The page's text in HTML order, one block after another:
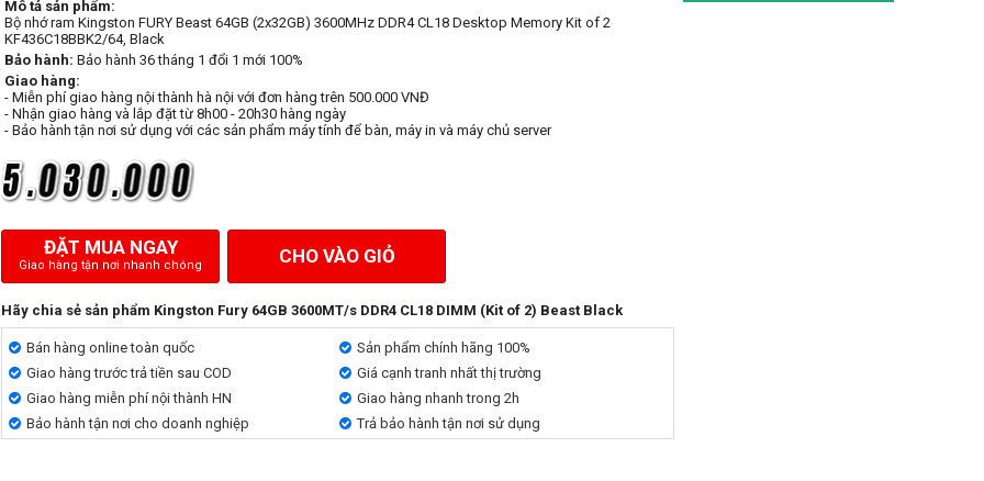
Mô tả sản phẩm:
Bộ nhớ ram Kingston FURY Beast 64GB (2x32GB) 3600MHz DDR4 CL18 Desktop Memory Kit of 2
KF436C18BBK2/64, Black
Bảo hành: Bảo hành 36 tháng 1 đổi 1 mới 100%
Giao hàng:
- Miễn phí giao hàng nội thành hà nội với đơn hàng trên 500.000 VNĐ
- Nhận giao hàng và lắp đặt từ 8h00 - 20h30 hàng ngày
- Bảo hành tận nơi sử dụng với các sản phẩm máy tính để bàn, máy in và máy chủ server
ĐẶT MUA NGAY
Giao hàng tận nơi nhanh chóng CHO VÀO GIỎ
Hãy chia sẻ sản phẩm Kingston Fury 64GB 3600MT/s DDR4 CL18 DIMM (Kit of 2) Beast Black
Bán hàng online toàn quốc
Sản phẩm chính hãng 100%
Giao hàng trước trả tiền sau COD
Giá cạnh tranh nhất thị trường
Giao hàng miễn phí nội thành HN
Giao hàng nhanh trong 2h
Bảo hành tận nơi cho doanh nghiệp
Trả bảo hành tận nơi sử dụng